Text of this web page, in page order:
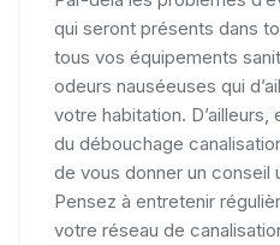
qui seront présents dans
tous vos équipements
odeurs nauséeuses qui
votre habitation.
du débouchage
de vous donner un conseil
Pensez à entretenir
votre réseau de